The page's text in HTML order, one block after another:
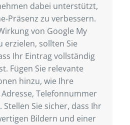
dabei unterstützt,
Präsenz zu verbessern.
von Google My
erzielen, sollten Sie
Ihr Eintrag vollständig
Fügen Sie relevante
hinzu, wie Ihre
Telefonnummer
Stellen Sie sicher, dass Ihr
Bildern und einer